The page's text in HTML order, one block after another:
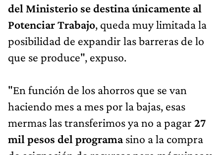
del Ministerio se destina únicamente al
Potenciar Trabajo, queda muy limitada la
posibilidad de expandir las barreras de lo
que se produce", expuso.
"En función de los ahorros que se van
haciendo mes a mes por la bajas, esas
mermas las transferimos ya no a pagar 27
mil pesos del programasino a la compra